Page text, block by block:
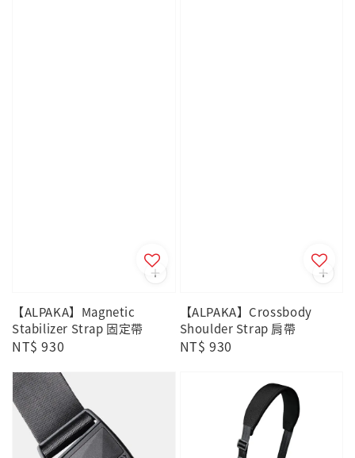
【ALPAKA】Magnetic
Stabilizer Strap 固定帶
Regular
NT$ 930
【ALPAKA】Crossbody
Shoulder Strap 肩帶
Regular
NT$ 930